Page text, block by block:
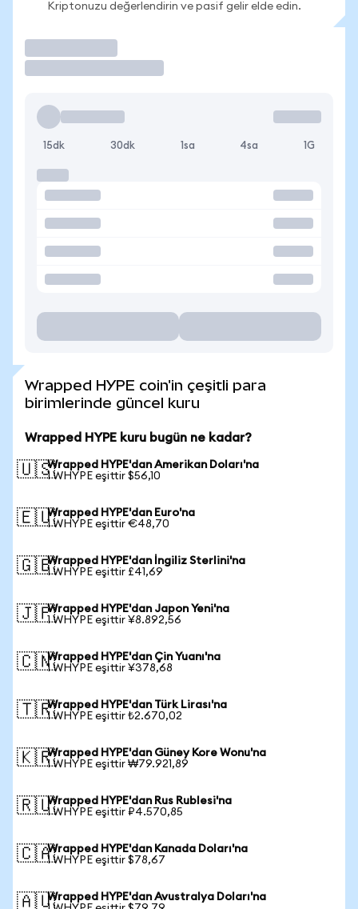
Kriptonuzu değerlendirin ve pasif gelir elde edin.
15dk 30dk 1sa 4sa 1G
Wrapped HYPE coin'in çeşitli para
birimlerinde güncel kuru
Wrapped HYPE kuru bugün ne kadar?
🇺🇸Wrapped HYPE'dan Amerikan Doları'na
1 WHYPE eşittir $56,10
🇪🇺Wrapped HYPE'dan Euro'na
1 WHYPE eşittir €48,70
🇬🇧Wrapped HYPE'dan İngiliz Sterlini'na
1 WHYPE eşittir £41,69
🇯🇵Wrapped HYPE'dan Japon Yeni'na
1 WHYPE eşittir ¥8.892,56
🇨🇳Wrapped HYPE'dan Çin Yuanı'na
1 WHYPE eşittir ¥378,68
🇹🇷Wrapped HYPE'dan Türk Lirası'na
1 WHYPE eşittir ₺2.670,02
🇰🇷Wrapped HYPE'dan Güney Kore Wonu'na
1 WHYPE eşittir ₩79.921,89
🇷🇺Wrapped HYPE'dan Rus Rublesi'na
1 WHYPE eşittir ₽4.570,85
🇨🇦Wrapped HYPE'dan Kanada Doları'na
1 WHYPE eşittir $78,67
🇦🇺Wrapped HYPE'dan Avustralya Doları'na